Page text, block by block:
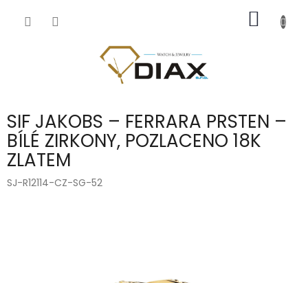
KOŠÍK
SIF JAKOBS – FERRARA PRSTEN –
BÍLÉ ZIRKONY, POZLACENO 18K
ZLATEM
SJ-R12114-CZ-SG-52